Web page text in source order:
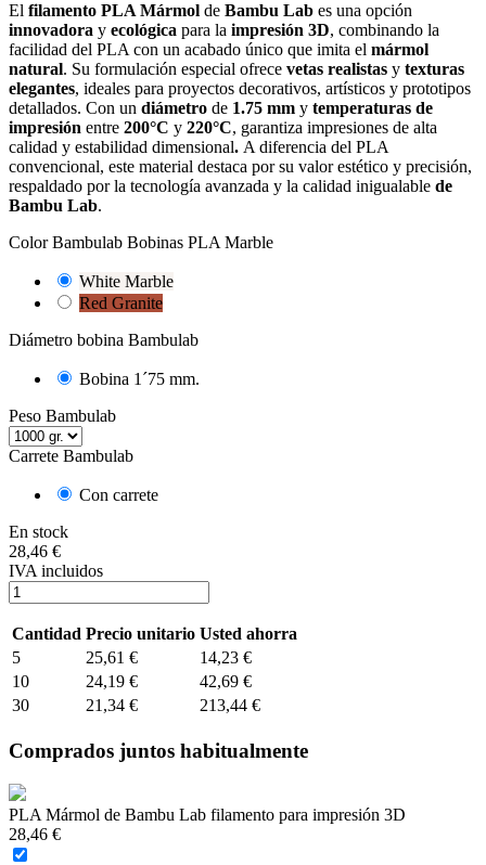
El filamento PLA Mármol de Bambu Lab es una opción
innovadora y ecológica para la impresión 3D, combinando la
facilidad del PLA con un acabado único que imita el mármol
natural. Su formulación especial ofrece vetas realistas y texturas
elegantes, ideales para proyectos decorativos, artísticos y prototipos
detallados. Con un diámetro de 1.75 mm y temperaturas de
impresión entre 200°C y 220°C, garantiza impresiones de alta
calidad y estabilidad dimensional. A diferencia del PLA
convencional, este material destaca por su valor estético y precisión,
respaldado por la tecnología avanzada y la calidad inigualable de
Bambu Lab.
Color Bambulab Bobinas PLA Marble
White Marble
Red Granite
Diámetro bobina Bambulab
Bobina 1´75 mm.
Peso Bambulab
Carrete Bambulab
Con carrete
En stock
28,46 €
IVA incluidos
Cantidad Precio unitario Usted ahorra
5
25,61 €
14,23 €
10
24,19 €
42,69 €
30
21,34 € 213,44 €
Comprados juntos habitualmente
PLA Mármol de Bambu Lab filamento para impresión 3D
28,46 €